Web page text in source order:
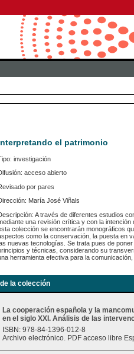
el patrimonio
investigación
acceso abierto
por pares
María José Viñals
A través de diferentes estudios
una revisión crítica y con la
colección se encontrarán monográficos
como la conservación, la puesta en
nuevas tecnologías. Se trata pues de
y técnicas, considerando su
herramienta efectiva para la
la colección
La cooperación española y la
en el siglo XXI. Análisis de las
ISBN: 978-84-1396-012-8
Archivo electrónico. PDF acceso libre